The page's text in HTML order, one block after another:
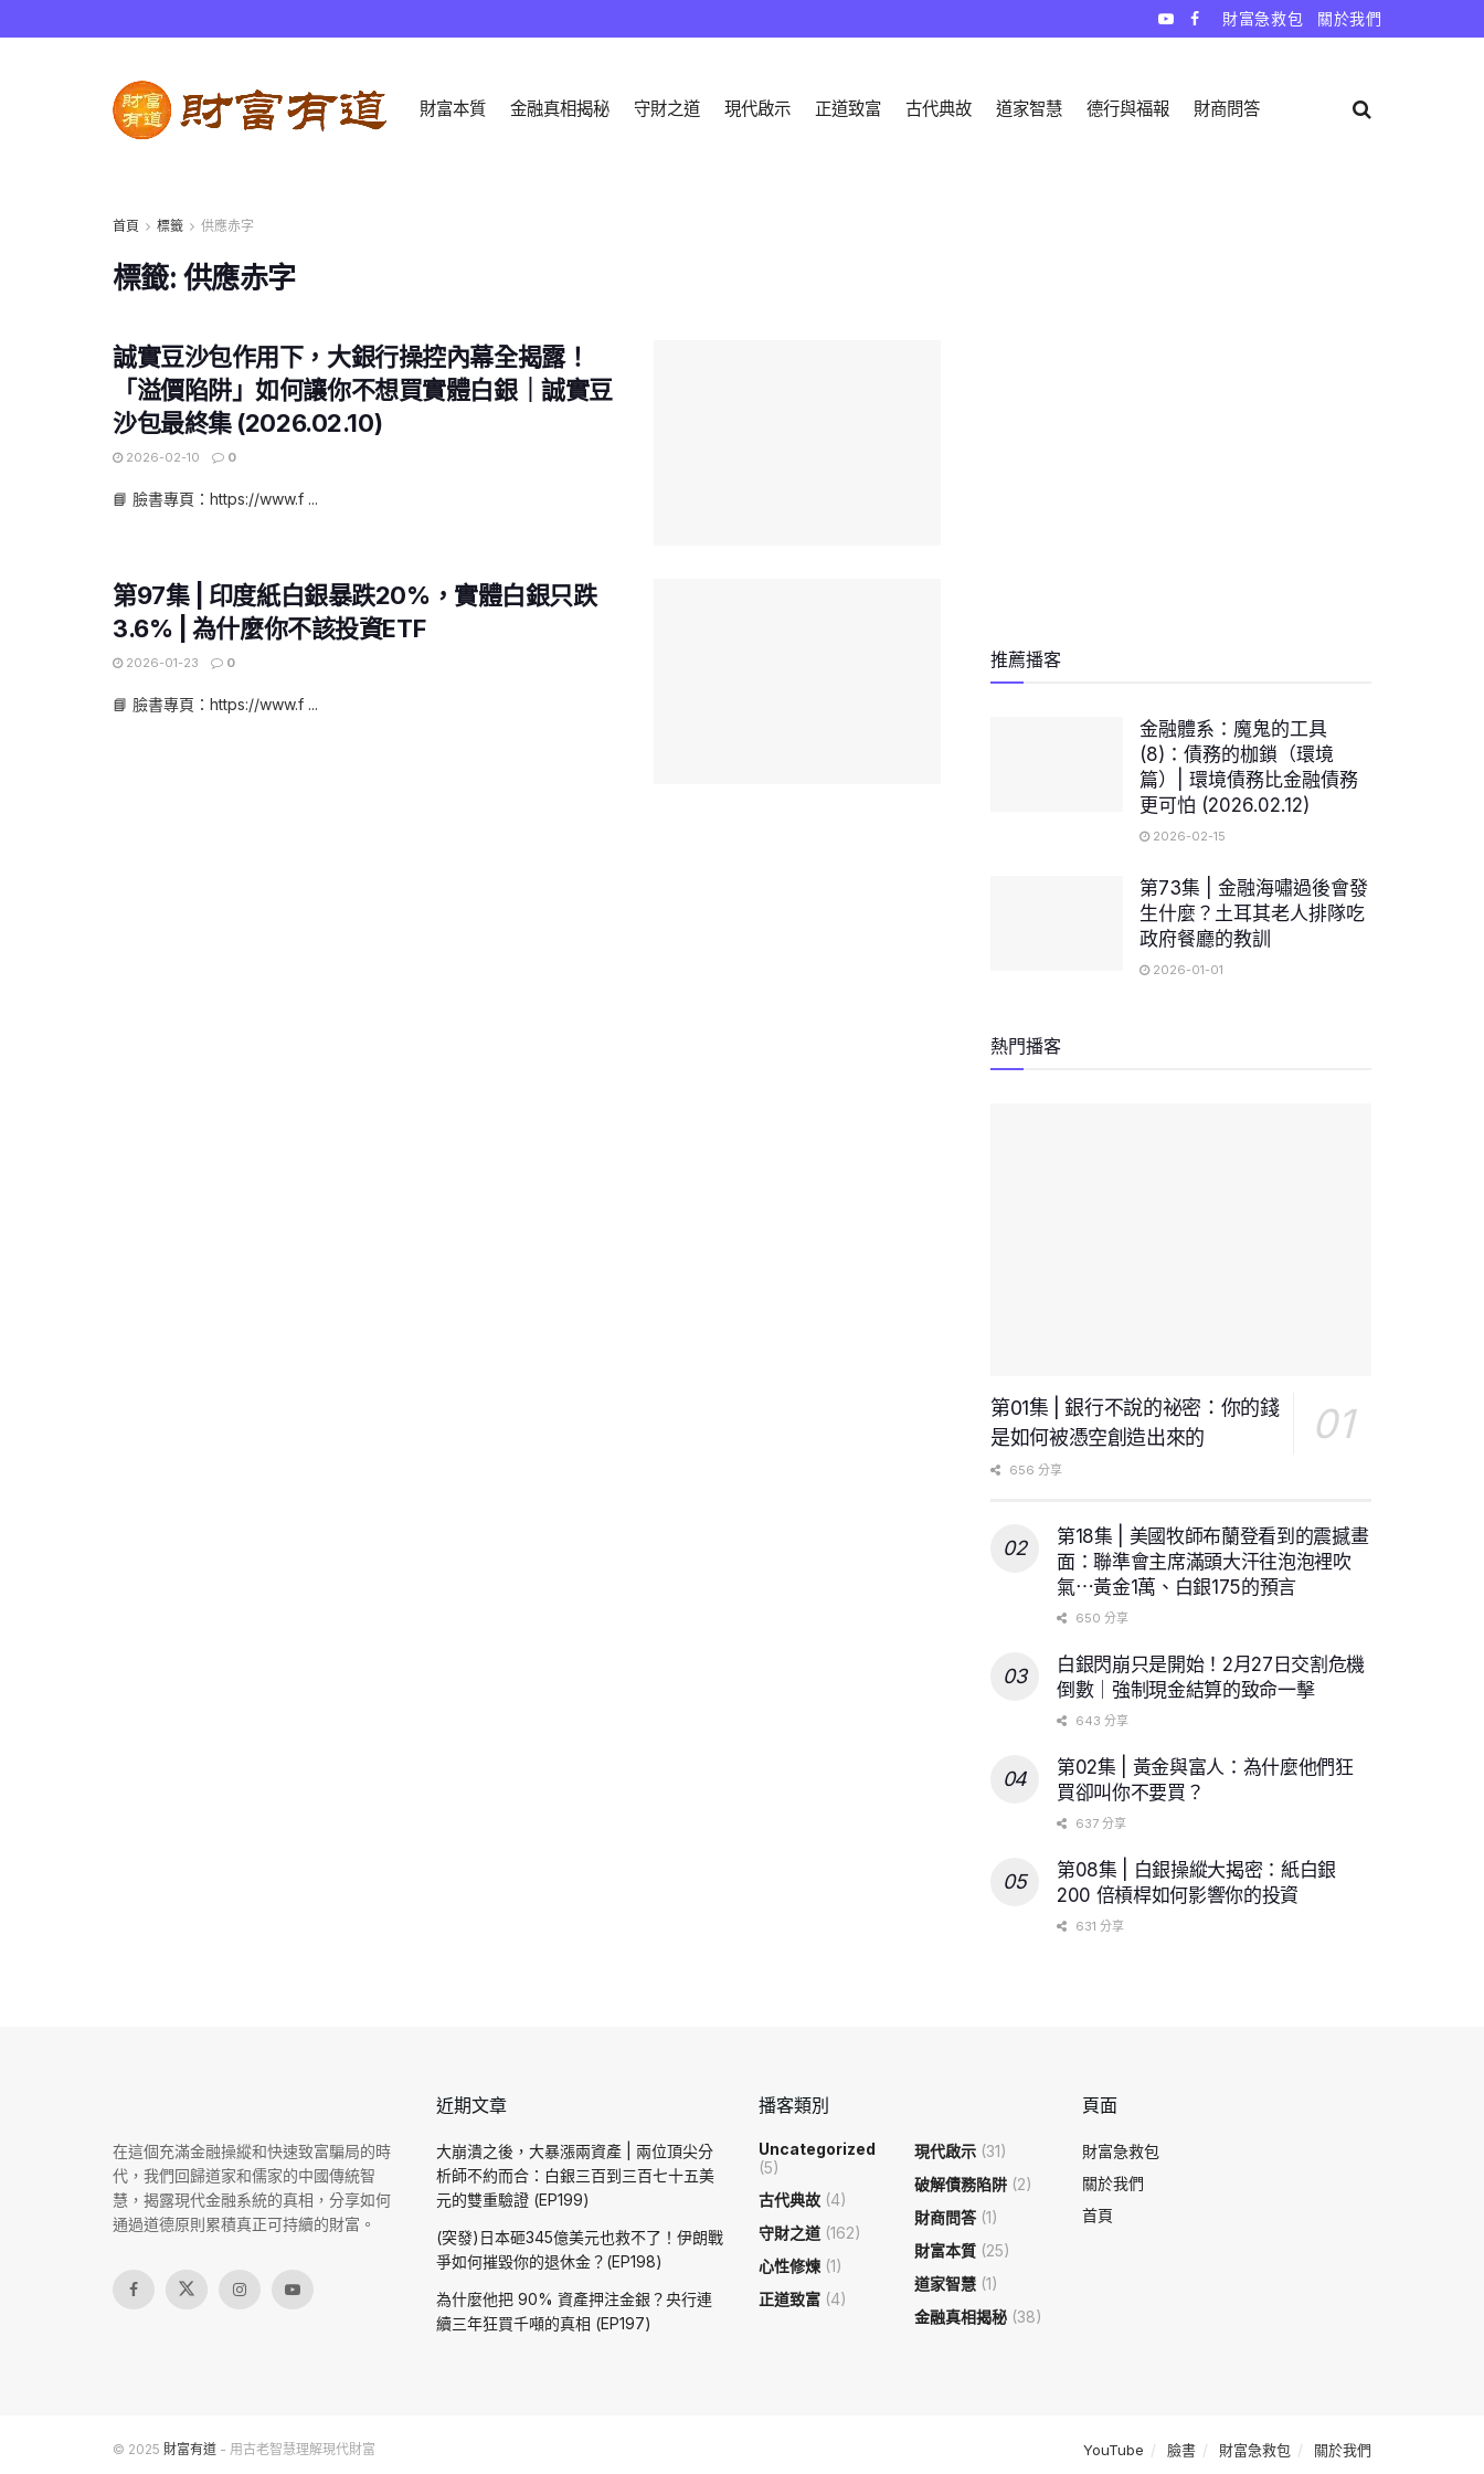
財富急救包 關於我們
財富本質 金融真相揭秘 守財之道 現代啟示 正道致富 古代典故 道家智慧 德行與福報 財商問答
首頁 標籤 供應赤字
標籤: 供應赤字
誠實豆沙包作用下，大銀行操控內幕全揭露！
「溢價陷阱」如何讓你不想買實體白銀｜誠實豆
沙包最終集 (2026.02.10)
2026-02-10 0
📘 臉書專頁：https://www.f ...
第97集 | 印度紙白銀暴跌20%，實體白銀只跌
3.6% | 為什麼你不該投資ETF
2026-01-23 0
📘 臉書專頁：https://www.f ...
推薦播客
金融體系：魔鬼的工具
(8)：債務的枷鎖（環境
篇）| 環境債務比金融債務
更可怕 (2026.02.12)
2026-02-15
第73集 | 金融海嘯過後會發
生什麼？土耳其老人排隊吃
政府餐廳的教訓
2026-01-01
熱門播客
第01集 | 銀行不說的祕密：你的錢
是如何被憑空創造出來的
656 分享
第18集 | 美國牧師布蘭登看到的震撼畫
面：聯準會主席滿頭大汗往泡泡裡吹
氣⋯黃金1萬、白銀175的預言
650 分享
白銀閃崩只是開始！2月27日交割危機
倒數｜強制現金結算的致命一擊
643 分享
第02集 | 黃金與富人：為什麼他們狂
買卻叫你不要買？
637 分享
第08集 | 白銀操縱大揭密：紙白銀
200 倍槓桿如何影響你的投資
631 分享
在這個充滿金融操縱和快速致富騙局的時
代，我們回歸道家和儒家的中國傳統智
慧，揭露現代金融系統的真相，分享如何
通過道德原則累積真正可持續的財富。
近期文章
大崩潰之後，大暴漲兩資產 | 兩位頂尖分
析師不約而合：白銀三百到三百七十五美
元的雙重驗證 (EP199)
(突發)日本砸345億美元也救不了！伊朗戰
爭如何摧毀你的退休金？(EP198)
為什麼他把 90% 資產押注金銀？央行連
續三年狂買千噸的真相 (EP197)
播客類別
Uncategorized
(5)
古代典故 (4)
守財之道 (162)
心性修煉 (1)
正道致富 (4)
現代啟示 (31)
破解債務陷阱 (2)
財商問答(1)
財富本質 (25)
道家智慧 (1)
金融真相揭秘 (38)
頁面
財富急救包
關於我們
首頁
YouTube 臉書 財富急救包 關於我們
© 2025 財富有道 - 用古老智慧理解現代財富